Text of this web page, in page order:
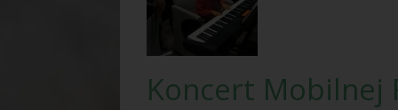
Koncert Mobilnej